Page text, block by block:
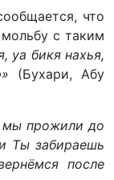
что
с таким
уа бикя нахья,
(Бухари, Абу
мы прожили до
Ты забираешь
после